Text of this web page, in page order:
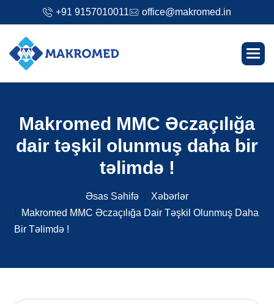
+91 9157010011 office@makromed.in
Makromed MMC Əczaçı ığa
dair təş ki o unmuş daha bir
tə imdə !
Əsas Səhifə
Xəbərlər
Makromed MMC Əczaçılığa Dair Təşkil Olunmuş Daha
Bir Təlimdə !